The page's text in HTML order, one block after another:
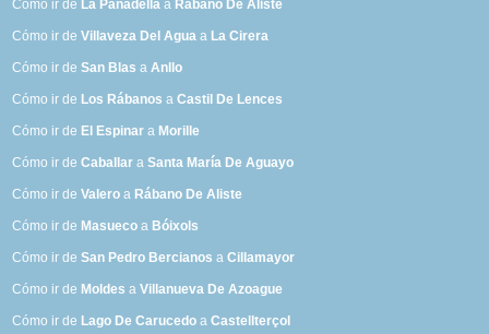
Cómo ir de La Panadella a Rábano De Aliste
Cómo ir deVillaveza Del Agua a La Cirera
Cómo ir deSan Blas aAnllo
Cómo ir de Los Rábanos aCastil De Lences
Cómo ir de El Espinar a Morille
Cómo ir deCaballar aSanta María De Aguayo
Cómo ir deValero a Rábano De Aliste
Cómo ir de Masueco a Bóixols
Cómo ir deSan Pedro Bercianos aCillamayor
Cómo ir de Moldes aVillanueva De Azoague
Cómo ir de Lago De Carucedo aCastellterçol